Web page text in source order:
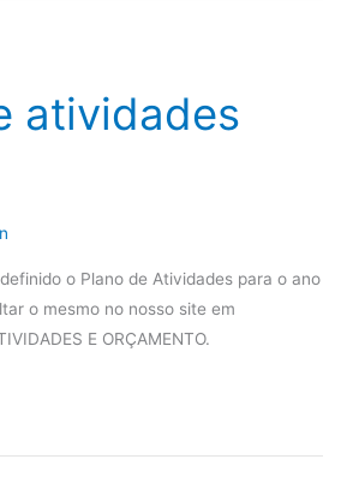
atividades
o Plano de Atividades para o ano
o mesmo no nosso site em
E ORÇAMENTO.